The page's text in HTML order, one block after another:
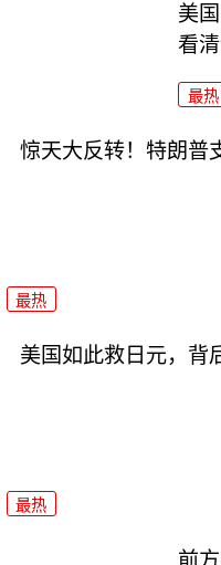
美
看
最热
惊天大反转！特朗普
最热
美国如此救日元，背
最热